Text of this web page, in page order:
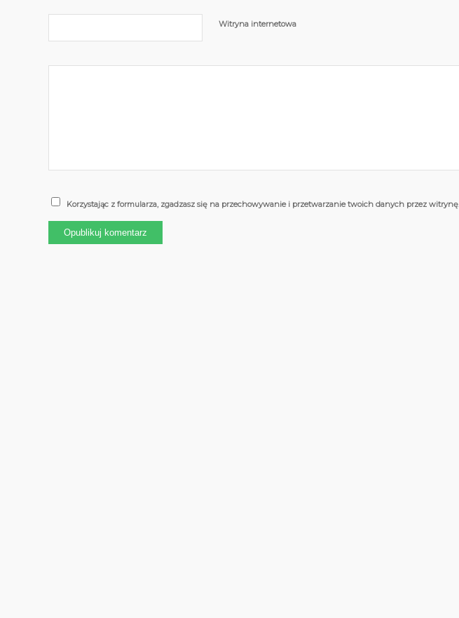
Witryna internetowa
Korzystając z formularza, zgadzasz się na przechowywanie i przetwarzanie twoich danych przez witrynę.